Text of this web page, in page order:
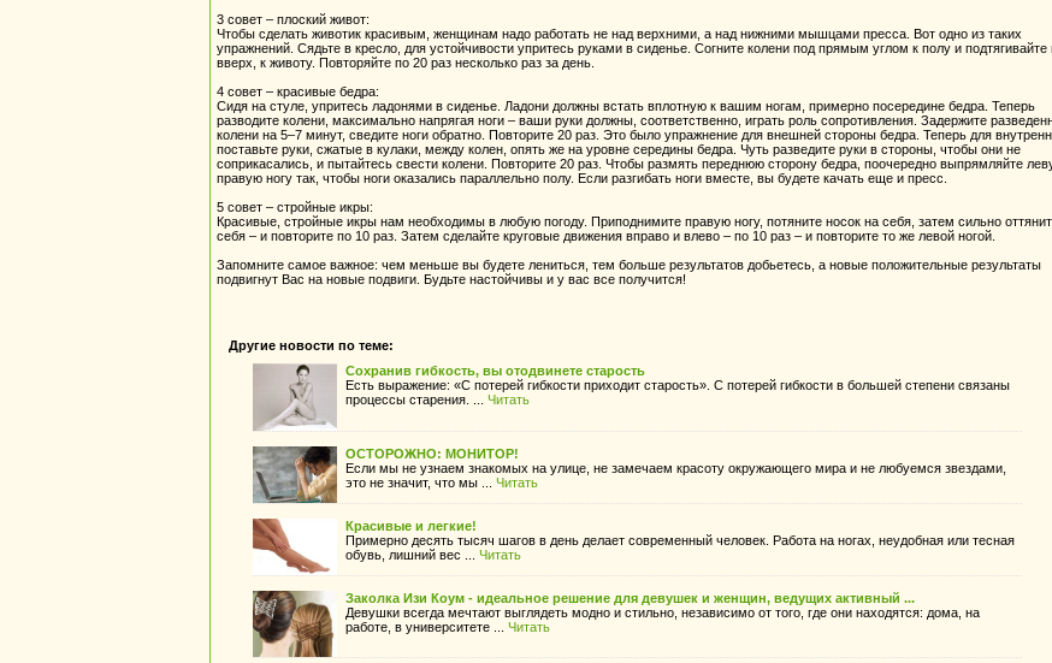
3 совет – плоский живот:
Чтобы сделать животик красивым, женщинам надо работать не над верхними, а над нижними мышцами пресса. Вот одно из таких
упражнений. Сядьте в кресло, для устойчивости упритесь руками в сиденье. Согните колени под прямым углом к полу и подтягивайте
вверх, к животу. Повторяйте по 20 раз несколько раз за день.
4 совет – красивые бедра:
Сидя на стуле, упритесь ладонями в сиденье. Ладони должны встать вплотную к вашим ногам, примерно посередине бедра. Теперь
разводите колени, максимально напрягая ноги – ваши руки должны, соответственно, играть роль сопротивления. Задержите
колени на 5–7 минут, сведите ноги обратно. Повторите 20 раз. Это было упражнение для внешней стороны бедра. Теперь для
поставьте руки, сжатые в кулаки, между колен, опять же на уровне середины бедра. Чуть разведите руки в стороны, чтобы они не
соприкасались, и пытайтесь свести колени. Повторите 20 раз. Чтобы размять переднюю сторону бедра, поочередно выпрямляйте
правую ногу так, чтобы ноги оказались параллельно полу. Если разгибать ноги вместе, вы будете качать еще и пресс.
5 совет – стройные икры:
Красивые, стройные икры нам необходимы в любую погоду. Приподнимите правую ногу, потяните носок на себя, затем сильно
себя – и повторите по 10 раз. Затем сделайте круговые движения вправо и влево – по 10 раз – и повторите то же левой ногой.
Запомните самое важное: чем меньше вы будете лениться, тем больше результатов добьетесь, а новые положительные результаты
подвигнут Вас на новые подвиги. Будьте настойчивы и у вас все получится!
Другие новости по теме:
Сохранив гибкость, вы отодвинете старость
Есть выражение: «С потерей гибкости приходит старость». С потерей гибкости в большей степени связаны
процессы старения. ... Читать
ОСТОРОЖНО: МОНИТОР!
Если мы не узнаем знакомых на улице, не замечаем красоту окружающего мира и не любуемся звездами,
это не значит, что мы ... Читать
Красивые и легкие!
Примерно десять тысяч шагов в день делает современный человек. Работа на ногах, неудобная или тесная
обувь, лишний вес ... Читать
Заколка Изи Коум - идеальное решение для девушек и женщин, ведущих активный ...
Девушки всегда мечтают выглядеть модно и стильно, независимо от того, где они находятся: дома, на
работе, в университете ... Читать